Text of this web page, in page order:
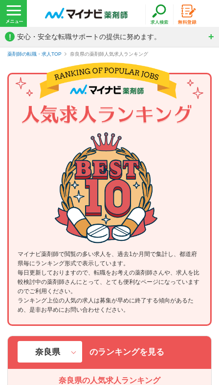
! 安心・安全な転職サポートの提供に努めます。
薬剤師の転職・求人TOP
奈良県の薬剤師人気求人ランキング
マイナビ薬剤師で閲覧の多い求人を、過去1か月間で集計し、都道府
県毎にランキング形式で表示しています。
毎日更新しておりますので、転職をお考えの薬剤師さんや、求人を比
較検討中の薬剤師さんにとって、とても便利なページになっています
のでご利用ください。
ランキング上位の人気の求人は募集が早めに終了する傾向があるた
め、是非お早めにお問い合わせください。
のランキングを見る
奈良県の人気求人ランキング